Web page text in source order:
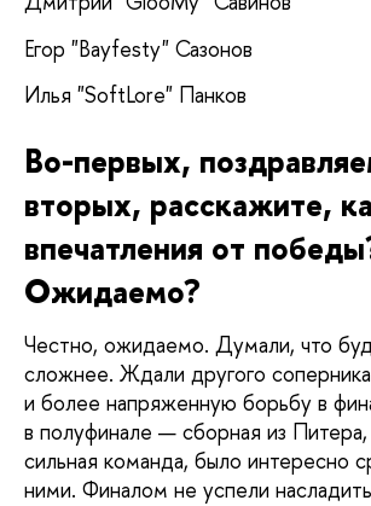
Егор "Bayfesty" Сазонов
Илья "SoftLore" Панков
Во-первых,
вторых, расскажите,
впечатления от
Ожидаемо?
Честно, ожидаемо. Думали, что
сложнее. Ждали другого
и более напряженную борьбу в
в полуфинале — сборная из
сильная команда, было интересно
ними. Финалом не успели